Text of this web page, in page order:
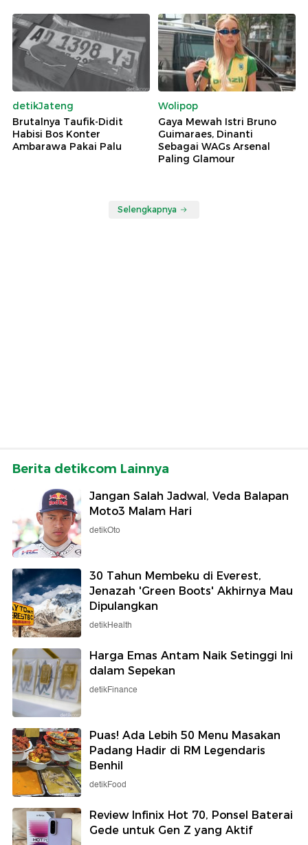
detikJateng
Brutalnya Taufik-Didit
Habisi Bos Konter
Ambarawa Pakai Palu
Wolipop
Gaya Mewah Istri Bruno
Guimaraes, Dinanti
Sebagai WAGs Arsenal
Paling Glamour
Selengkapnya
Berita detikcom Lainnya
Jangan Salah Jadwal, Veda Balapan
Moto3 Malam Hari
detikOto
30 Tahun Membeku di Everest,
Jenazah 'Green Boots' Akhirnya Mau
Dipulangkan
detikHealth
Harga Emas Antam Naik Setinggi Ini
dalam Sepekan
detikFinance
Puas! Ada Lebih 50 Menu Masakan
Padang Hadir di RM Legendaris
Benhil
detikFood
Review Infinix Hot 70, Ponsel Baterai
Gede untuk Gen Z yang Aktif